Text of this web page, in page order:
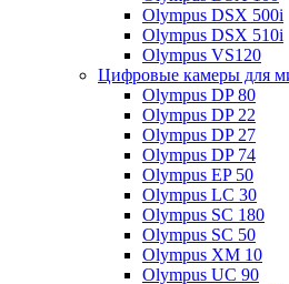
Olympus DSX 500i
Olympus DSX 510i
Olympus VS120
Цифровые камеры для
Olympus DP 80
Olympus DP 22
Olympus DP 27
Olympus DP 74
Olympus EP 50
Olympus LC 30
Olympus SC 180
Olympus SC 50
Olympus XM 10
Olympus UC 90